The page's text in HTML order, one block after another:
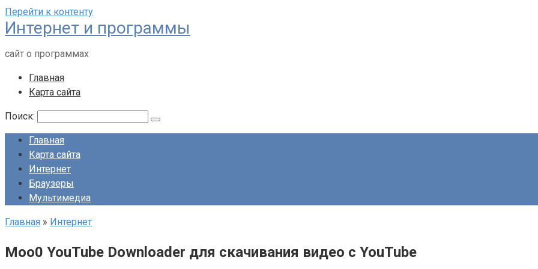
Перейти к контенту
Интернет и программы
сайт о программах
Главная
Карта сайта
Поиск:
Главная
Карта сайта
Интернет
Браузеры
Мультимедиа
Главная » Интернет
Moo0 YouTube Downloader для скачивания видео с YouTube